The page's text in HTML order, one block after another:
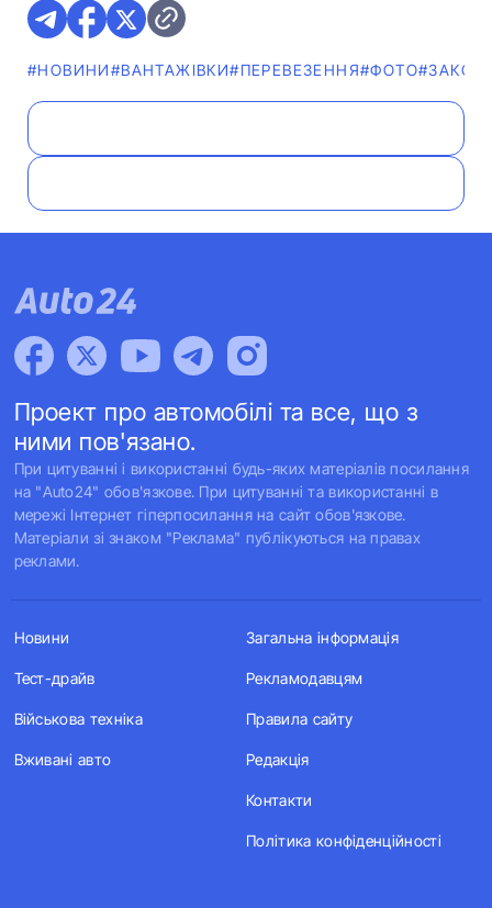
#НОВИНИ#ВАНТАЖІВКИ#ПЕРЕВЕЗЕННЯ#ФОТО
Проект про автомобілі та все, що з
ними пов'язано.
При цитуванні і використанні будь-яких матеріалів посилання
на "Auto24" обов'язкове. При цитуванні та використанні в
мережі Інтернет гіперпосилання на сайт обов'язкове.
Матеріали зі знаком "Реклама" публікуються на правах
реклами.
Новини
Тест-драйв
Військова техніка
Вживані авто
Загальна інформація
Рекламодавцям
Правила сайту
Редакція
Контакти
Політика конфіденційності